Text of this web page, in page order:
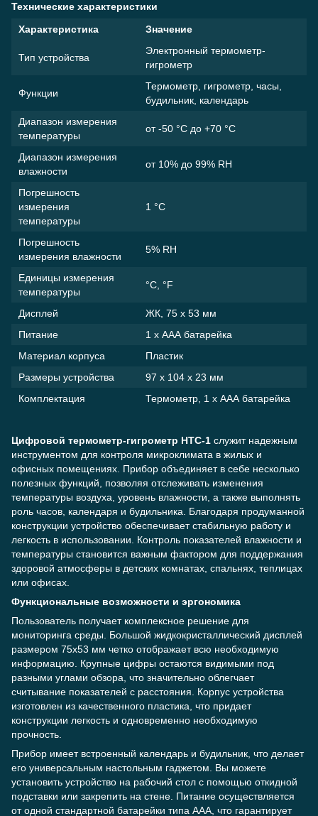
Технические характеристики
Характеристика
Значение
Тип устройства
Электронный термометр-
гигрометр
Функции
Термометр, гигрометр, часы,
будильник, календарь
Диапазон измерения
температуры
от -50 °C до +70 °C
Диапазон измерения
влажности
от 10% до 99% RH
Погрешность
измерения
температуры
1 °C
Погрешность
измерения влажности
5% RH
Единицы измерения
температуры
°C, °F
Дисплей
ЖК, 75 х 53 мм
Питание
1 х ААА батарейка
Материал корпуса
Пластик
Размеры устройства
97 х 104 х 23 мм
Комплектация
Термометр, 1 х ААА батарейка
Цифровой термометр-гигрометр HTC-1 служит надежным
инструментом для контроля микроклимата в жилых и
офисных помещениях. Прибор объединяет в себе несколько
полезных функций, позволяя отслеживать изменения
температуры воздуха, уровень влажности, а также выполнять
роль часов, календаря и будильника. Благодаря продуманной
конструкции устройство обеспечивает стабильную работу и
легкость в использовании. Контроль показателей влажности и
температуры становится важным фактором для поддержания
здоровой атмосферы в детских комнатах, спальнях, теплицах
или офисах.
Функциональные возможности и эргономика
Пользователь получает комплексное решение для
мониторинга среды. Большой жидкокристаллический дисплей
размером 75х53 мм четко отображает всю необходимую
информацию. Крупные цифры остаются видимыми под
разными углами обзора, что значительно облегчает
считывание показателей с расстояния. Корпус устройства
изготовлен из качественного пластика, что придает
конструкции легкость и одновременно необходимую
прочность.
Прибор имеет встроенный календарь и будильник, что делает
его универсальным настольным гаджетом. Вы можете
установить устройство на рабочий стол с помощью откидной
подставки или закрепить на стене. Питание осуществляется
от одной стандартной батарейки типа ААА, что гарантирует